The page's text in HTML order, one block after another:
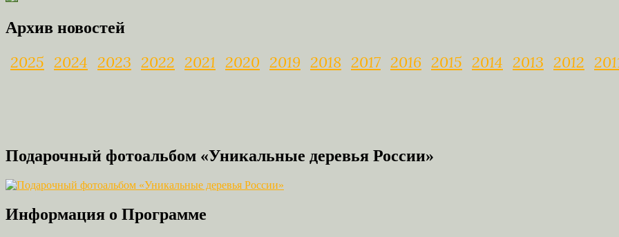
Архив новостей
2025 2024 2023 2022 2021 2020 2019 2018 2017 2016 2015 2014 2013 2012
Подарочный фотоальбом «Уникальные деревья России»
Информация о Программе